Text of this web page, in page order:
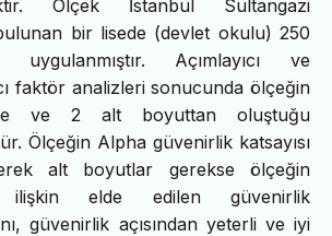
Ölçek İstanbul Sultangazi
bir lisede (devlet okulu) 250
uygulanmıştır. Açımlayıcı ve
faktör analizleri sonucunda ölçeğin
ve 2 alt boyuttan oluştuğu
Ölçeğin Alpha güvenirlik katsayısı
alt boyutlar gerekse ölçeğin
ilişkin elde edilen güvenirlik
güvenirlik açısından yeterli ve iyi